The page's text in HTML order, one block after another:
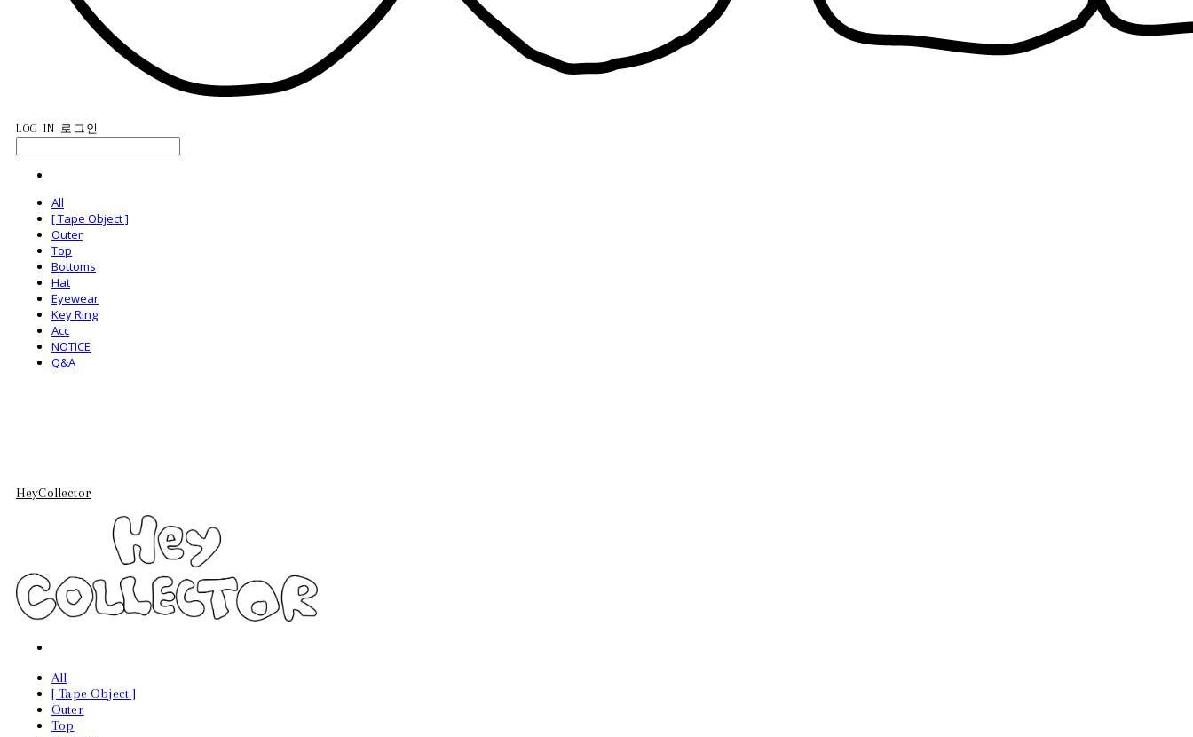
LOG IN 로그인
All
[ Tape Object ]
Outer
Top
Bottoms
Hat
Eyewear
Key Ring
Acc
NOTICE
Q&A
HeyCollector
All
[ Tape Object ]
Outer
Top